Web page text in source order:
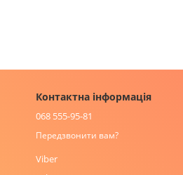
Контактна інформація
068 555-95-81
Передзвонити вам?
Viber